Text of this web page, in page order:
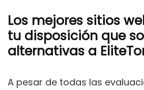
Los mejores sitios
tu disposición que
alternativas a
A pesar de todas las